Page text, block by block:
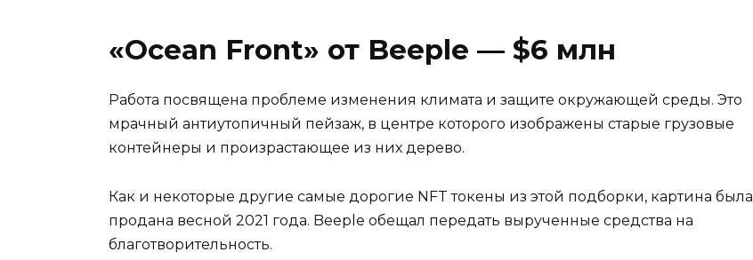
«Ocean Front» от Beeple — $6 млн
Работа посвящена проблеме изменения климата и защите окружающей среды. Это
мрачный антиутопичный пейзаж, в центре которого изображены старые грузовые
контейнеры и произрастающее из них дерево.
Как и некоторые другие самые дорогие NFT токены из этой подборки, картина была
продана весной 2021 года. Beeple обещал передать вырученные средства на
благотворительность.